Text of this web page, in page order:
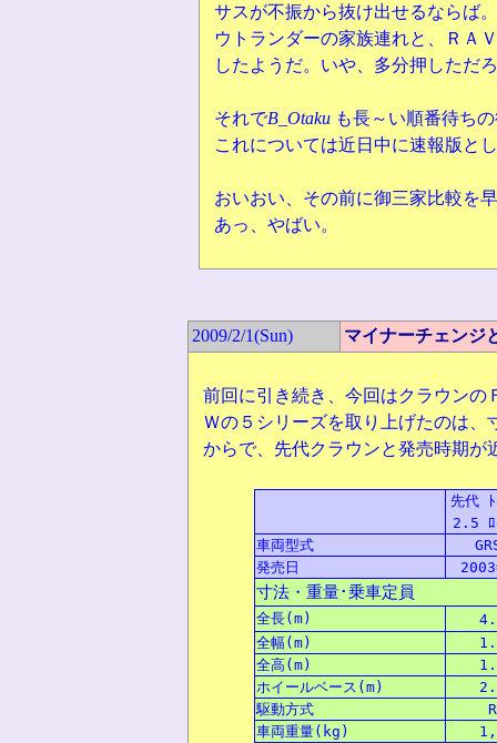
サスが不振から抜け出せるならば
ウトランダーの家族連れと、ＲＡ
したようだ。いや、多分押しただ
それでB_Otaku も長～い順番待ち
これについては近日中に速報版と
おいおい、その前に御三家比較を
あっ、やばい。
2009/2/1(Sun) マイナーチェン
前回に引き続き、今回はクラウンの
Ｗの５シリーズを取り上げたのは
からで、先代クラウンと発売時期が
先代
2.5 ﾛ
車両型式
発売日
寸法・ 重量･乗車定員
全長(m)
全幅(m)
全高(m)
ホイールベース(m)
駆動方式
車両重量(kg)